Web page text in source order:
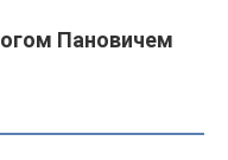
Пановичем